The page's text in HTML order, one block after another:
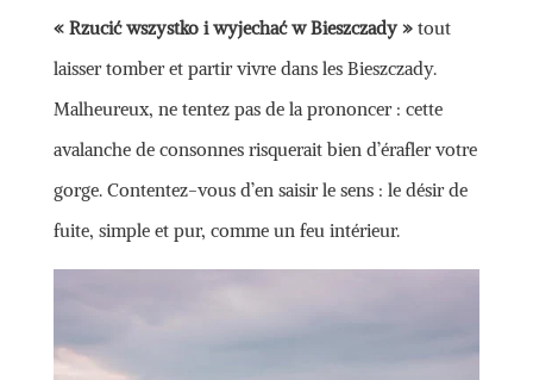
« Rzucić wszystko i wyjechać w Bieszczady »tout
laisser tomber et partir vivre dans les Bieszczady.
Malheureux, ne tentez pas de la prononcer : cette
avalanche de consonnes risquerait bien d’érafler votre
gorge. Contentez-vous d’en saisir le sens : le désir de
fuite, simple et pur, comme un feu intérieur.